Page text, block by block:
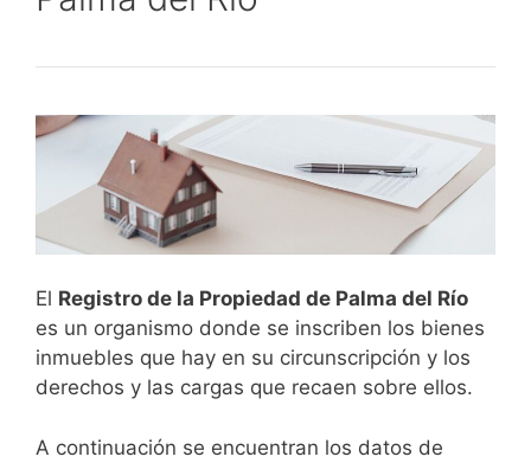
El Registro de la Propiedad de Palma del Río
es un organismo donde se inscriben los bienes
inmuebles que hay en su circunscripción y los
derechos y las cargas que recaen sobre ellos.
A continuación se encuentran los datos de